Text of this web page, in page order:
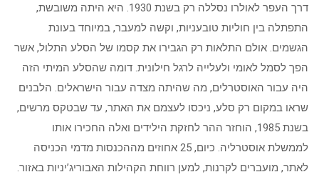
דרך העפר לאולרו נסללה רק בשנת 1930. היא היתה משובשת,
התפתלה בין חוליות טובעניות, וקשה למעבר, במיוחד בעונת
הגשמים. אולם התלאות רק הגבירו את קסמו של הסלע התלול, אשר
הפך לסמל לאומי ולעלייה לרגל חילונית. דומה שהסלע המיתי הזה
היה עבור האוסטרלים, מה שהיתה מצדה עבור הישראלים. הלבנים
שראו במקום רק סלע, ניכסו לעצמם את האתר, עד שבטקס מרשים,
בשנת 1985, הוחזר ההר לחזקת הילידים ואלה החכירו אותו
לממשלת אוסטרליה. כיום, 25 אחוזים מההכנסות מדמי הכניסה
לאתר, מועברים לקרנות, למען רווחת הקהילות האבוריג’יניות באזור.